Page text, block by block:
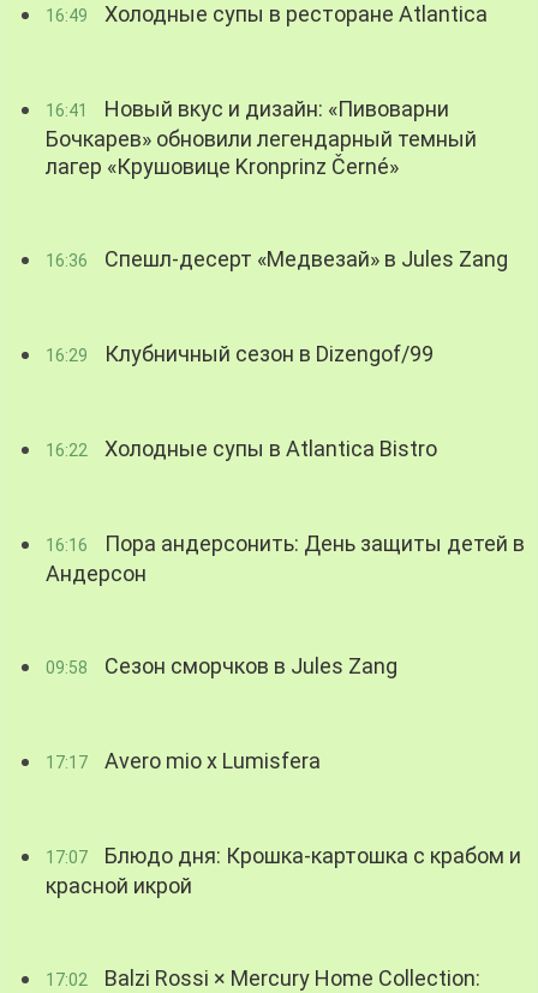
16:49 Холодные супы в ресторане Atlantica
16:41
Новый вкус и дизайн: «Пивоварни
Бочкарев» обновили легендарный темный
лагер «Крушовице Kronprinz Černé»
16:36 Спешл-десерт «Медвезай» в Jules Zang
16:29 Клубничный сезон в Dizengof/99
16:22 Холодные супы в Atlantica Bistro
16:16
Пора андерсонить: День защиты детей в
Андерсон
09:58 Сезон сморчков в Jules Zang
17:17 Avero mio x Lumisfera
17:07
Блюдо дня: Крошка-картошка с крабом и
красной икрой
17:02
Balzi Rossi × Mercury Home Collection: